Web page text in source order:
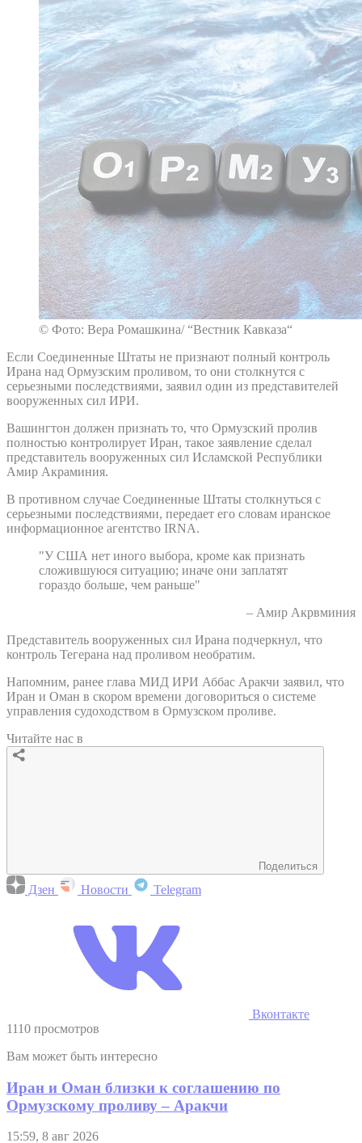
© Фото: Вера Ромашкина/ “Вестник Кавказа“
Если Соединенные Штаты не признают полный контроль
Ирана над Ормузским проливом, то они столкнутся с
серьезными последствиями, заявил один из представителей
вооруженных сил ИРИ.
Вашингтон должен признать то, что Ормузский пролив
полностью контролирует Иран, такое заявление сделал
представитель вооруженных сил Исламской Республики
Амир Акраминия.
В противном случае Соединенные Штаты столкнуться с
серьезными последствиями, передает его словам иранское
информационное агентство IRNA.
"У США нет иного выбора, кроме как признать
сложившуюся ситуацию; иначе они заплатят
гораздо больше, чем раньше"
– Амир Акрвминия
Представитель вооруженных сил Ирана подчеркнул, что
контроль Тегерана над проливом необратим.
Напомним, ранее глава МИД ИРИ Аббас Аракчи заявил, что
Иран и Оман в скором времени договориться о системе
управления судоходством в Ормузском проливе.
Читайте нас в
Поделиться
Дзен Новости Telegram
Вконтакте
1110 просмотров
Вам может быть интересно
Иран и Оман близки к соглашению по
Ормузскому проливу – Аракчи
15:59, 8 авг 2026